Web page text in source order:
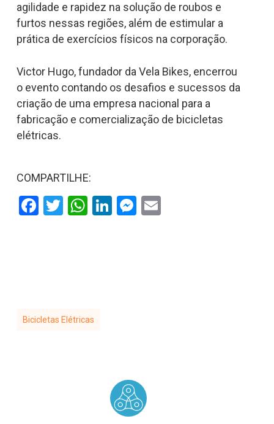
agilidade e rapidez na solução de roubos e
furtos nessas regiões, além de estimular a
prática de exercícios físicos na corporação.
Victor Hugo, fundador da Vela Bikes, encerrou
o evento contando os desafios e sucessos da
criação de uma empresa nacional para a
fabricação e comercialização de bicicletas
elétricas.
COMPARTILHE:
Facebook
Twitter
WhatsApp
LinkedIn
Messenger
Email
Bicicletas Elétricas